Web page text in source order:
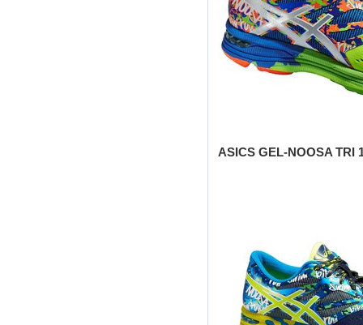
ASICS GEL-NOOSA TRI